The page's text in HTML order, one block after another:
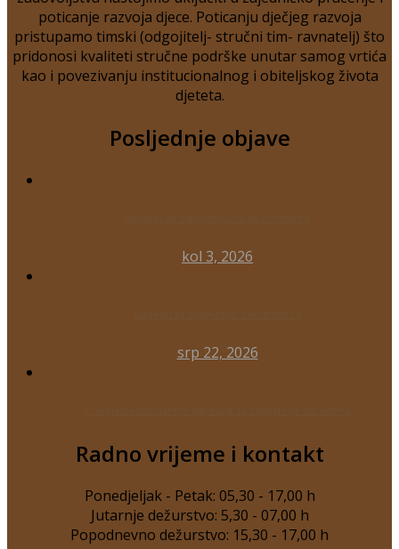
poticanje razvoja djece. Poticanju dječjeg razvoja
pristupamo timski (odgojitelj- stručni tim- ravnatelj) što
pridonosi kvaliteti stručne podrške unutar samog vrtića
kao i povezivanju institucionalnog i obiteljskog života
djeteta.
Posljednje objave
kol 3, 2026
srp 22, 2026
Radno vrijeme i kontakt
Ponedjeljak - Petak: 05,30 - 17,00 h
Jutarnje dežurstvo: 5,30 - 07,00 h
Popodnevno dežurstvo: 15,30 - 17,00 h